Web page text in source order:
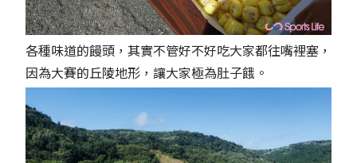
各種味道的饅頭，其實不管好不好吃大家都往嘴裡塞，
因為大賽的丘陵地形，讓大家極為肚子餓。